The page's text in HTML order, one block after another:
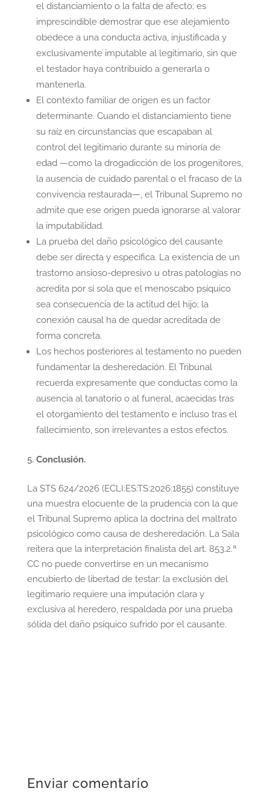
el distanciamiento o la falta de afecto; es
imprescindible demostrar que ese alejamiento
obedece a una conducta activa, injustificada y
exclusivamente imputable al legitimario, sin que
el testador haya contribuido a generarla o
mantenerla.
El contexto familiar de origen es un factor
determinante. Cuando el distanciamiento tiene
su raíz en circunstancias que escapaban al
control del legitimario durante su minoría de
edad —como la drogadicción de los progenitores,
la ausencia de cuidado parental o el fracaso de la
convivencia restaurada—, el Tribunal Supremo no
admite que ese origen pueda ignorarse al valorar
la imputabilidad.
La prueba del daño psicológico del causante
debe ser directa y específica. La existencia de un
trastorno ansioso-depresivo u otras patologías no
acredita por sí sola que el menoscabo psíquico
sea consecuencia de la actitud del hijo; la
conexión causal ha de quedar acreditada de
forma concreta.
Los hechos posteriores al testamento no pueden
fundamentar la desheredación. El Tribunal
recuerda expresamente que conductas como la
ausencia al tanatorio o al funeral, acaecidas tras
el otorgamiento del testamento e incluso tras el
fallecimiento, son irrelevantes a estos efectos.
Conclusión.
La STS 624/2026 (ECLI:ES:TS:2026:1855) constituye
una muestra elocuente de la prudencia con la que
el Tribunal Supremo aplica la doctrina del maltrato
psicológico como causa de desheredación. La Sala
reitera que la interpretación finalista del art. 853.2.ª
CC no puede convertirse en un mecanismo
encubierto de libertad de testar: la exclusión del
legitimario requiere una imputación clara y
exclusiva al heredero, respaldada por una prueba
sólida del daño psíquico sufrido por el causante.
Enviar comentario